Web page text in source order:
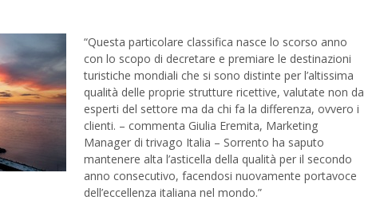
“Questa particolare classifica nasce lo scorso anno
con lo scopo di decretare e premiare le destinazioni
turistiche mondiali che si sono distinte per l’altissima
qualità delle proprie strutture ricettive, valutate non da
esperti del settore ma da chi fa la differenza, ovvero i
clienti. – commenta Giulia Eremita, Marketing
Manager di trivago Italia – Sorrento ha saputo
mantenere alta l’asticella della qualità per il secondo
anno consecutivo, facendosi nuovamente portavoce
dell’eccellenza italiana nel mondo.”